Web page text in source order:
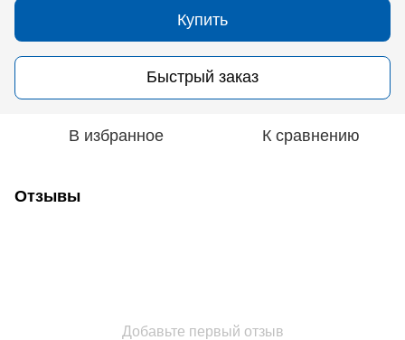
Купить
Быстрый заказ
В избранное К сравнению
Отзывы
Добавьте первый отзыв